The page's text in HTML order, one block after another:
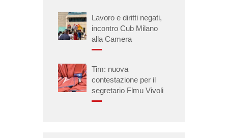
Lavoro e diritti negati,
incontro Cub Milano
alla Camera
Tim: nuova
contestazione per il
segretario Flmu Vivoli